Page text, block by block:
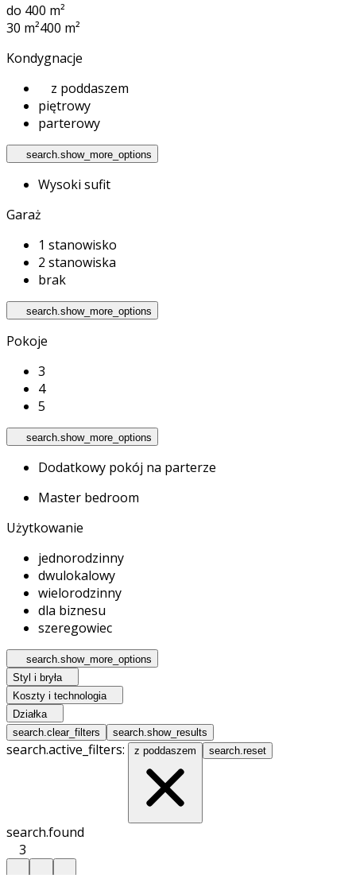
do 400 m²
30 m²400 m²
Kondygnacje
z poddaszem
piętrowy
parterowy
search.show_more_options
Wysoki sufit
Garaż
1 stanowisko
2 stanowiska
brak
search.show_more_options
Pokoje
3
4
5
search.show_more_options
Dodatkowy pokój na parterze
Master bedroom
Użytkowanie
jednorodzinny
dwulokalowy
wielorodzinny
dla biznesu
szeregowiec
search.show_more_options
Styl i bryła
Koszty i technologia
Działka
search.clear_filters
search.show_results
search.active_filters: z poddaszem search.reset
search.found
3